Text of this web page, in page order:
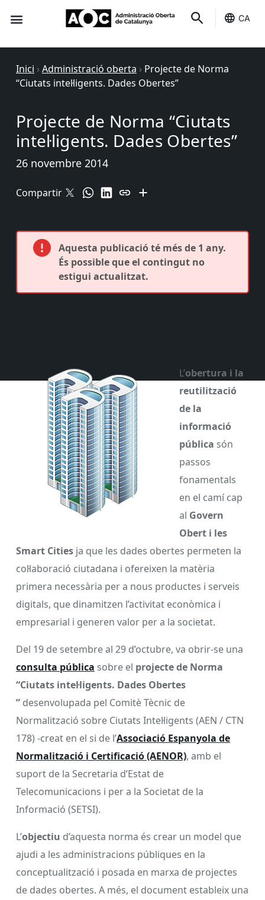
CA
Inici › Administració oberta › Projecte de Norma
“Ciutats intel·ligents. Dades Obertes”
Projecte de Norma “Ciutats
intel·ligents. Dades Obertes”
26 novembre 2014
Compartir
Aquesta publicació té més de 1 any.
És possible que el contingut no
estigui actualitzat.
L’obertura i la
reutilització
de la
informació
pública són
passos
fonamentals
en el camí cap
al Govern
Obert i les
Smart Cities ja que les dades obertes permeten la
col·laboració ciutadana i ofereixen la matèria
primera necessària per a nous productes i serveis
digitals, que dinamitzen l’activitat econòmica i
empresarial i generen valor per a la societat.
Del 19 de setembre al 29 d’octubre, va obrir-se una
consulta pública sobre el projecte de Norma
“Ciutats intel·ligents. Dades Obertes
” desenvolupada pel Comitè Tècnic de
Normalització sobre Ciutats Intel·ligents (AEN / CTN
178) -creat en el si de l’Associació Espanyola de
Normalització i Certificació (AENOR), amb el
suport de la Secretaria d’Estat de
Telecomunicacions i per a la Societat de la
Informació (SETSI).
L’objectiu d’aquesta norma és crear un model que
ajudi a les administracions públiques en la
conceptualització i posada en marxa de projectes
de dades obertes. A més, el document estableix una